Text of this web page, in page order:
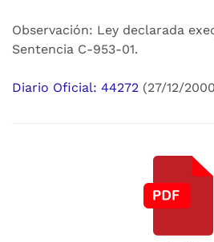
Observación: Ley declarada
Sentencia C-953-01.
Diario Oficial: 44272 (27/12/